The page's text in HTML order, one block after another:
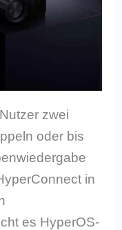
zwei
oder bis
in
es HyperOS-